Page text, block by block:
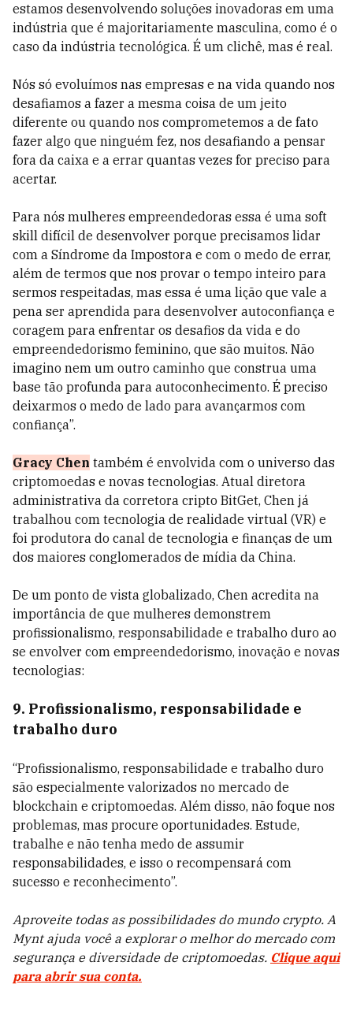
estamos desenvolvendo soluções inovadoras em uma
indústria que é majoritariamente masculina, como é o
caso da indústria tecnológica. É um clichê, mas é real.
Nós só evoluímos nas empresas e na vida quando nos
desafiamos a fazer a mesma coisa de um jeito
diferente ou quando nos comprometemos a de fato
fazer algo que ninguém fez, nos desafiando a pensar
fora da caixa e a errar quantas vezes for preciso para
acertar.
Para nós mulheres empreendedoras essa é uma soft
skill difícil de desenvolver porque precisamos lidar
com a Síndrome da Impostora e com o medo de errar,
além de termos que nos provar o tempo inteiro para
sermos respeitadas, mas essa é uma lição que vale a
pena ser aprendida para desenvolver autoconfiança e
coragem para enfrentar os desafios da vida e do
empreendedorismo feminino, que são muitos. Não
imagino nem um outro caminho que construa uma
base tão profunda para autoconhecimento. É preciso
deixarmos o medo de lado para avançarmos com
confiança”.
Gracy Chen também é envolvida com o universo das
criptomoedas e novas tecnologias. Atual diretora
administrativa da corretora cripto BitGet, Chen já
trabalhou com tecnologia de realidade virtual (VR) e
foi produtora do canal de tecnologia e finanças de um
dos maiores conglomerados de mídia da China.
De um ponto de vista globalizado, Chen acredita na
importância de que mulheres demonstrem
profissionalismo, responsabilidade e trabalho duro ao
se envolver com empreendedorismo, inovação e novas
tecnologias:
9. Profissionalismo, responsabilidade e
trabalho duro
“Profissionalismo, responsabilidade e trabalho duro
são especialmente valorizados no mercado de
blockchain e criptomoedas. Além disso, não foque nos
problemas, mas procure oportunidades. Estude,
trabalhe e não tenha medo de assumir
responsabilidades, e isso o recompensará com
sucesso e reconhecimento”.
Aproveite todas as possibilidades do mundo crypto. A
Mynt ajuda você a explorar o melhor do mercado com
segurança e diversidade de criptomoedas. Clique aqui
para abrir sua conta.